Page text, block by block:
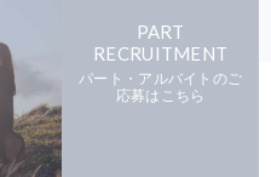
PART
RECRUITMENT
パート・アルバイトのご
応募はこちら